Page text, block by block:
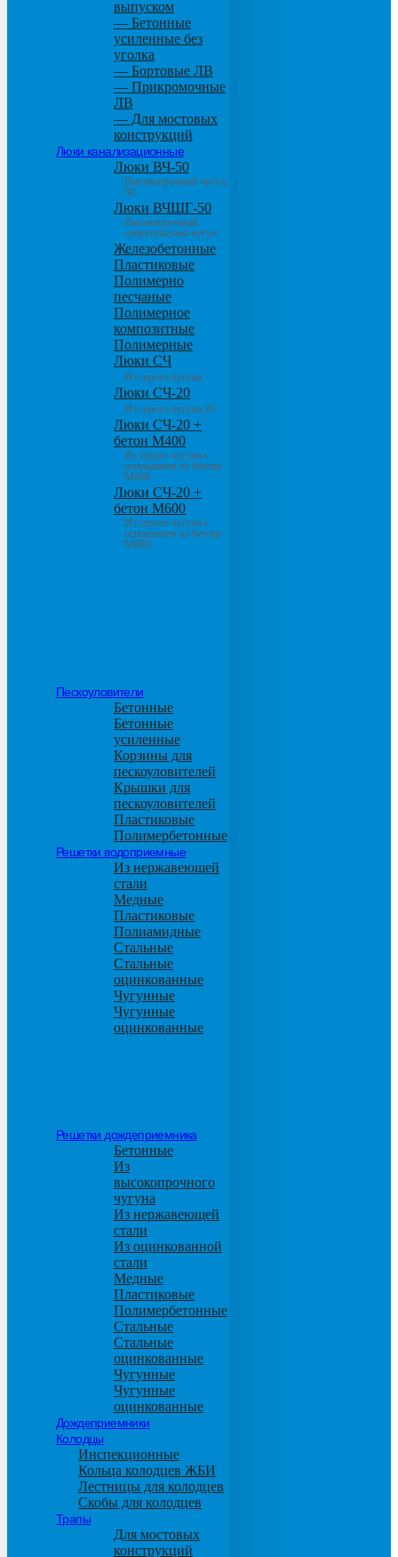
выпуском
— Бетонные
усиленные без
уголка
— Бортовые ЛВ
— Прикромочные
ЛВ
— Для мостовых
конструкций
Люки канализационные
Люки ВЧ-50
Высокопрочный чугун
50
Люки ВЧШГ-50
Высокопрочный
сверхтяжелый чугун
Железобетонные
Пластиковые
Полимерно
песчаные
Полимерное
композитные
Полимерные
Люки СЧ
Из серого чугуна
Люки СЧ-20
Из серого чугуна 20
Люки СЧ-20 +
бетон М400
Из серого чугуна с
основанием из бетона
М400
Люки СЧ-20 +
бетон М600
Из серого чугуна с
основанием из бетона
М600
Пескоуловители
Бетонные
Бетонные
усиленные
Корзины для
пескоуловителей
Крышки для
пескоуловителей
Пластиковые
Полимербетонные
Решетки водоприемные
Из нержавеющей
стали
Медные
Пластиковые
Полиамидные
Стальные
Стальные
оцинкованные
Чугунные
Чугунные
оцинкованные
Решетки дождеприемника
Бетонные
Из
высокопрочного
чугуна
Из нержавеющей
стали
Из оцинкованной
стали
Медные
Пластиковые
Полимербетонные
Стальные
Стальные
оцинкованные
Чугунные
Чугунные
оцинкованные
Дождеприемники
Колодцы
Инспекционные
Кольца колодцев ЖБИ
Лестницы для колодцев
Скобы для колодцев
Трапы
Для мостовых
конструкций